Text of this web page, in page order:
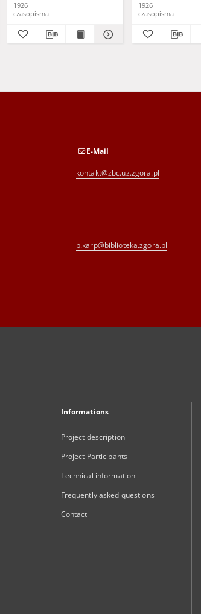
1926
czasopisma
1926
czasopisma
E-Mail
kontakt@zbc.uz.zgora.pl
p.karp@biblioteka.zgora.pl
Informations
Project description
Project Participants
Technical information
Frequently asked questions
Contact